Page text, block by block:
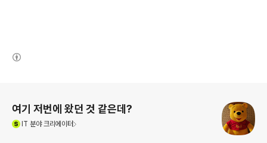
여기 저번에 왔던 것 같은데?
IT 분야 크리에이터